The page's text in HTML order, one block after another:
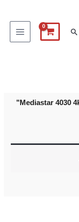
البحث
/ منتجات تحت الوسم “"Mediastar 4030 4k forever"